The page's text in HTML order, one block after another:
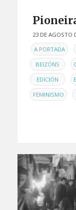
23 DE AGOSTO
ENA PORTADA ,
BEIZÓNS ,
EDICIÓN ,
FEMINISMO ,